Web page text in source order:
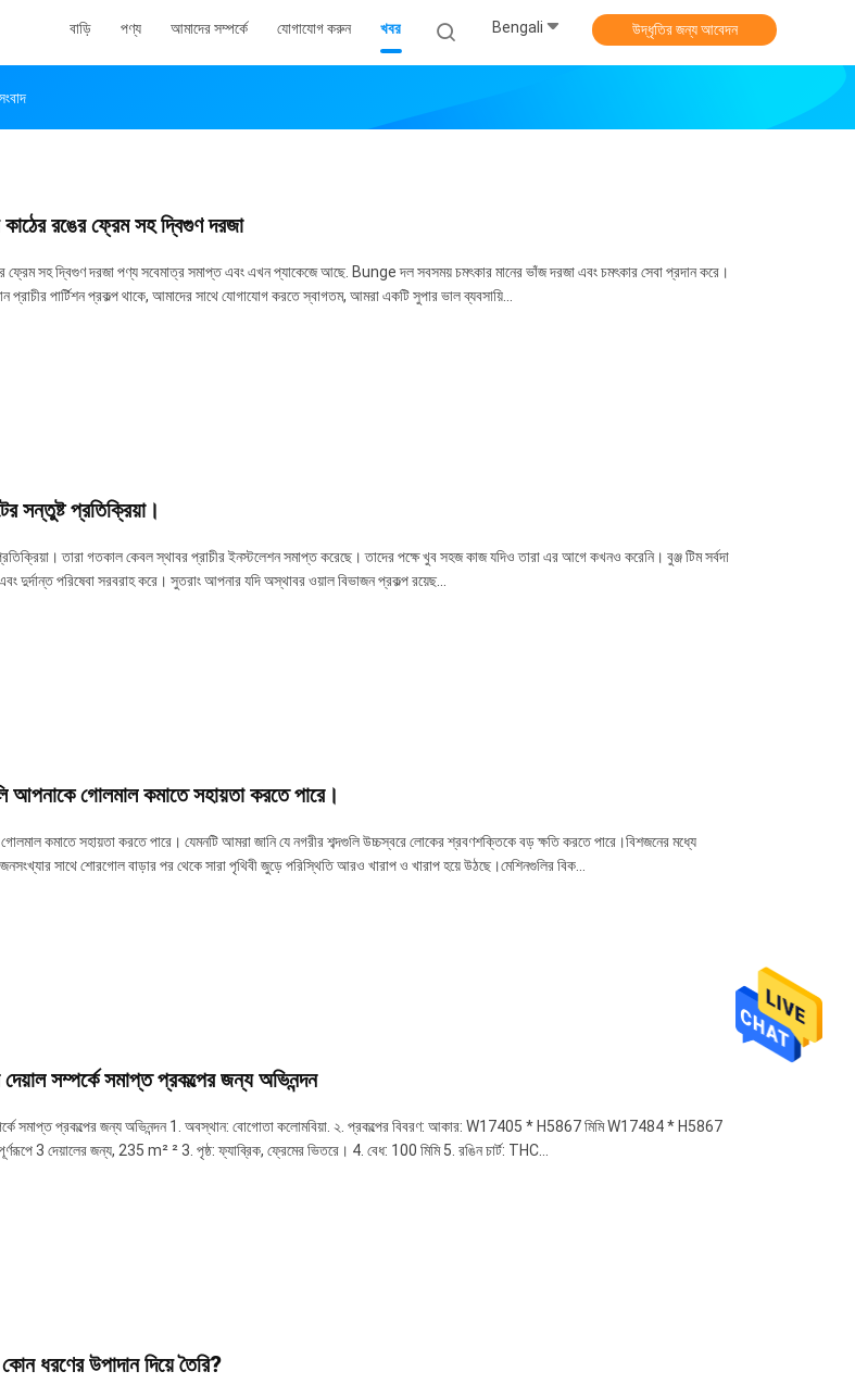
বাড়ি পণ্য আমাদের সম্পর্কে যোগাযোগ করুন খবর Bengali উদ্ধৃতির জন্য আবেদন
কাঠের রঙের ফ্রেম সহ দ্বিগুণ দরজা
ফ্রেম সহ দ্বিগুণ দরজা পণ্য সবেমাত্র সমাপ্ত এবং এখন প্যাকেজে আছে. Bunge দল সবসময় চমৎকার মানের ভাঁজ দরজা এবং চমৎকার সেবা প্রদান করে।
প্রাচীর পার্টিশন প্রকল্প থাকে, আমাদের সাথে যোগাযোগ করতে স্বাগতম, আমরা একটি সুপার ভাল ব্যবসায়ি...
সন্তুষ্ট প্রতিক্রিয়া।
তারা গতকাল কেবল স্থাবর প্রাচীর ইনস্টলেশন সমাপ্ত করেছে। তাদের পক্ষে খুব সহজ কাজ যদিও তারা এর আগে কখনও করেনি। বুঞ্জ টিম সর্বদা
দুর্দান্ত পরিষেবা সরবরাহ করে। সুতরাং আপনার যদি অস্থাবর ওয়াল বিভাজন প্রকল্প রয়েছ...
আপনাকে গোলমাল কমাতে সহায়তা করতে পারে।
কমাতে সহায়তা করতে পারে। যেমনটি আমরা জানি যে নগরীর শব্দগুলি উচ্চস্বরে লোকের শ্রবণশক্তিকে বড় ক্ষতি করতে পারে।বিশজনের মধ্যে
সাথে শোরগোল বাড়ার পর থেকে সারা পৃথিবী জুড়ে পরিস্থিতি আরও খারাপ ও খারাপ হয়ে উঠছে।মেশিনগুলির বিক...
সম্পর্কে সমাপ্ত প্রকল্পের জন্য অভিনন্দন
সমাপ্ত প্রকল্পের জন্য অভিনন্দন 1. অবস্থান: বোগোতা কলোমবিয়া. ২. প্রকল্পের বিবরণ: আকার: W17405 * H5867 মিমি W17484 * H5867
3 দেয়ালের জন্য, 235 m² ² 3. পৃষ্ঠ: ফ্যাব্রিক, ফ্রেমের ভিতরে। 4. বেধ: 100 মিমি 5. রঙিন চার্ট: THC...
কোন ধরণের উপাদান দিয়ে তৈরি?